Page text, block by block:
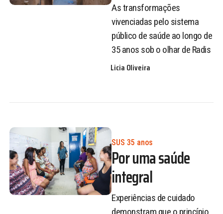
As transformações
vivenciadas pelo sistema
público de saúde ao longo de
35 anos sob o olhar de Radis
Licia Oliveira
SUS 35 anos
Por uma saúde
integral
Experiências de cuidado